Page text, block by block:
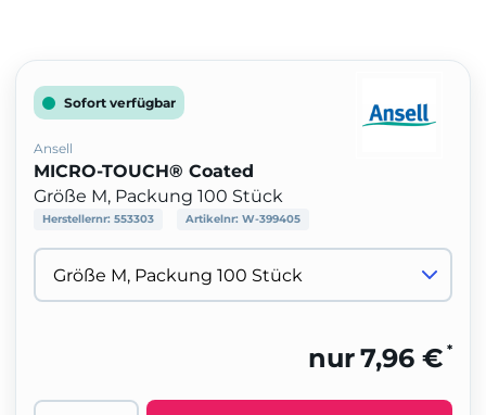
Sofort verfügbar
Ansell
MICRO-TOUCH® Coated
Größe M, Packung 100 Stück
Herstellernr: 553303 Artikelnr: W-399405
nur7,96 € *